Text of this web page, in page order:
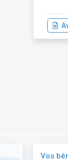
Vos